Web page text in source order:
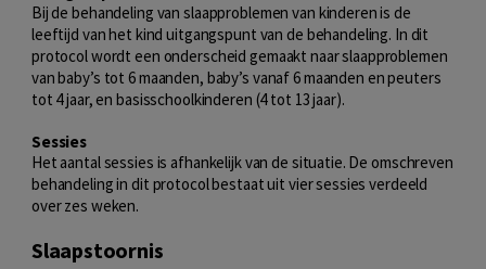
Bij de behandeling van slaapproblemen van kinderen is de
leeftijd van het kind uitgangspunt van de behandeling. In dit
protocol wordt een onderscheid gemaakt naar slaapproblemen
van baby’s tot 6 maanden, baby’s vanaf 6 maanden en peuters
tot 4 jaar, en basisschoolkinderen (4 tot 13 jaar).
Sessies
Het aantal sessies is afhankelijk van de situatie. De omschreven
behandeling in dit protocol bestaat uit vier sessies verdeeld
over zes weken.
Slaapstoornis